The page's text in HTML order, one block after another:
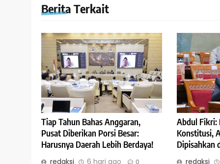
Berita Terkait
Tiap Tahun Bahas Anggaran,
Pusat Diberikan Porsi Besar:
Harusnya Daerah Lebih Berdaya!
redaksi 6 hari ago 0
Abdul Fikri:
Konstitusi,
Dipisahkan
redaksi